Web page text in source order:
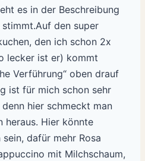
es in der Beschreibung
den super
den ich schon 2x
lecker ist er) kommt
Verführung“ oben drauf
ist für mich schon sehr
hier schmeckt man
heraus. Hier könnte
dafür mehr Rosa
mit Milchschaum,